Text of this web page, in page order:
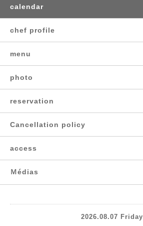
calendar
chef profile
menu
photo
reservation
Cancellation policy
access
Ｍédias
2026.08.07 Friday